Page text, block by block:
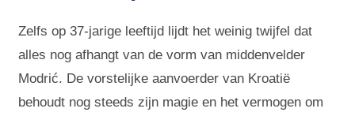
Zelfs op 37-jarige leeftijd lijdt het weinig twijfel dat
alles nog afhangt van de vorm van middenvelder
Modrić. De vorstelijke aanvoerder van Kroatië
behoudt nog steeds zijn magie en het vermogen om